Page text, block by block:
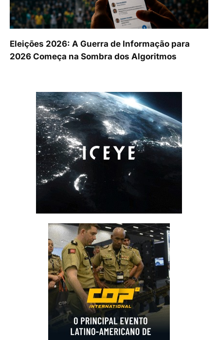
Eleições 2026: A Guerra de Informação para
2026 Começa na Sombra dos Algoritmos